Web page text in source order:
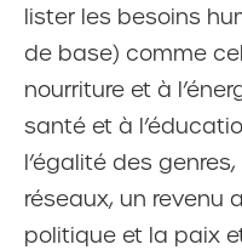
lister les besoins
de base) comme
nourriture et à
santé et à
l’égalité des
réseaux, un revenu
politique et la paix